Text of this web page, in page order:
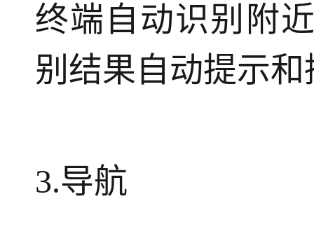
终端自动识别附
别结果自动提示
3.导航